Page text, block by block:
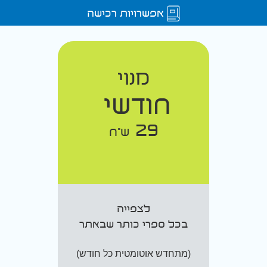
אפשרויות רכישה
מנוי
חודשי
29 ש"ח
לצפייה
בכל ספרי כותר שבאתר
(מתחדש אוטומטית כל חודש)